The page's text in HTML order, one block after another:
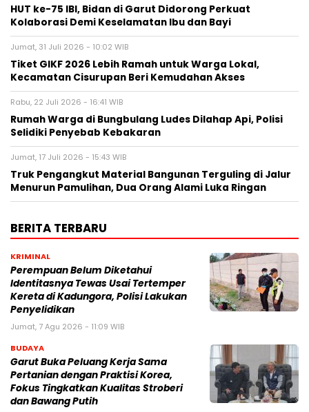
HUT ke-75 IBI, Bidan di Garut Didorong Perkuat
Kolaborasi Demi Keselamatan Ibu dan Bayi
Jumat, 31 Juli 2026 - 10:02 WIB
Tiket GIKF 2026 Lebih Ramah untuk Warga Lokal,
Kecamatan Cisurupan Beri Kemudahan Akses
Rabu, 22 Juli 2026 - 16:41 WIB
Rumah Warga di Bungbulang Ludes Dilahap Api, Polisi
Selidiki Penyebab Kebakaran
Jumat, 17 Juli 2026 - 15:43 WIB
Truk Pengangkut Material Bangunan Terguling di Jalur
Menurun Pamulihan, Dua Orang Alami Luka Ringan
BERITA TERBARU
KRIMINAL
Perempuan Belum Diketahui
Identitasnya Tewas Usai Tertemper
Kereta di Kadungora, Polisi Lakukan
Penyelidikan
Jumat, 7 Agu 2026 - 11:09 WIB
BUDAYA
Garut Buka Peluang Kerja Sama
Pertanian dengan Praktisi Korea,
Fokus Tingkatkan Kualitas Stroberi
dan Bawang Putih